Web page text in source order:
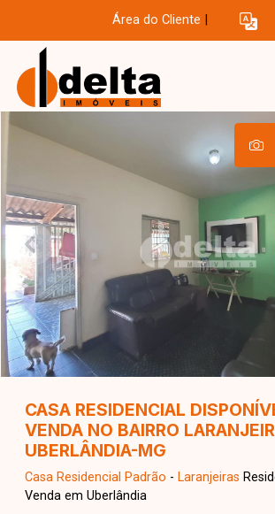
Área do Cliente
CASA RESIDENCIAL
VENDA NO BAIRRO
UBERLÂNDIA-MG
Casa Residencial Padrão - Laranjeiras
Venda em Uberlândia